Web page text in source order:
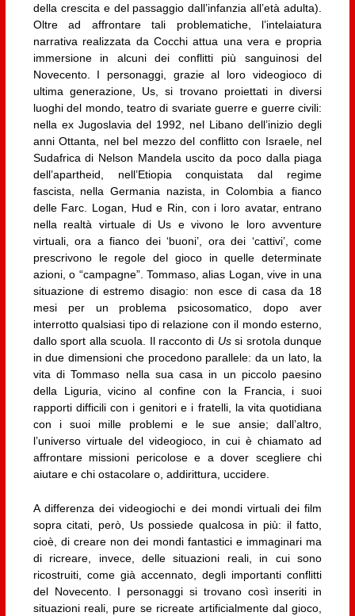
della crescita e del passaggio dall’infanzia all’età adulta).
Oltre ad affrontare tali problematiche, l’intelaiatura
narrativa realizzata da Cocchi attua una vera e propria
immersione in alcuni dei conflitti più sanguinosi del
Novecento. I personaggi, grazie al loro videogioco di
ultima generazione, Us, si trovano proiettati in diversi
luoghi del mondo, teatro di svariate guerre e guerre civili:
nella ex Jugoslavia del 1992, nel Libano dell’inizio degli
anni Ottanta, nel bel mezzo del conflitto con Israele, nel
Sudafrica di Nelson Mandela uscito da poco dalla piaga
dell’apartheid, nell’Etiopia conquistata dal regime
fascista, nella Germania nazista, in Colombia a fianco
delle Farc. Logan, Hud e Rin, con i loro avatar, entrano
nella realtà virtuale di Us e vivono le loro avventure
virtuali, ora a fianco dei ‘buoni’, ora dei ‘cattivi’, come
prescrivono le regole del gioco in quelle determinate
azioni, o “campagne”. Tommaso, alias Logan, vive in una
situazione di estremo disagio: non esce di casa da 18
mesi per un problema psicosomatico, dopo aver
interrotto qualsiasi tipo di relazione con il mondo esterno,
dallo sport alla scuola. Il racconto di Ussi srotola dunque
in due dimensioni che procedono parallele: da un lato, la
vita di Tommaso nella sua casa in un piccolo paesino
della Liguria, vicino al confine con la Francia, i suoi
rapporti difficili con i genitori e i fratelli, la vita quotidiana
con i suoi mille problemi e le sue ansie; dall’altro,
l’universo virtuale del videogioco, in cui è chiamato ad
affrontare missioni pericolose e a dover scegliere chi
aiutare e chi ostacolare o, addirittura, uccidere.
A differenza dei videogiochi e dei mondi virtuali dei film
sopra citati, però, Us possiede qualcosa in più: il fatto,
cioè, di creare non dei mondi fantastici e immaginari ma
di ricreare, invece, delle situazioni reali, in cui sono
ricostruiti, come già accennato, degli importanti conflitti
del Novecento. I personaggi si trovano così inseriti in
situazioni reali, pure se ricreate artificialmente dal gioco,